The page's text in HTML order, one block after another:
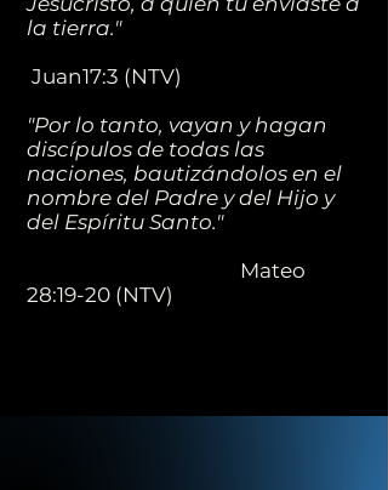
la tierra."
Juan17:3 (NTV)
"Por lo tanto, vayan y hagan
discípulos de todas las
naciones, bautizándolos en el
nombre del Padre y del Hijo y
del Espíritu Santo."
Mateo
28:19-20 (NTV)